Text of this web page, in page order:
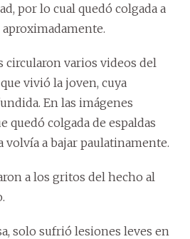
por lo cual quedó colgada a
circularon varios videos del
vivió la joven, cuya
En las imágenes
quedó colgada de espaldas
volvía a bajar paulatinamente.
a los gritos del hecho al
solo sufrió lesiones leves en